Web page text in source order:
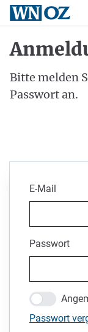
Bitte melden
Passwort an.
E-Mail
Passwort
Passwort